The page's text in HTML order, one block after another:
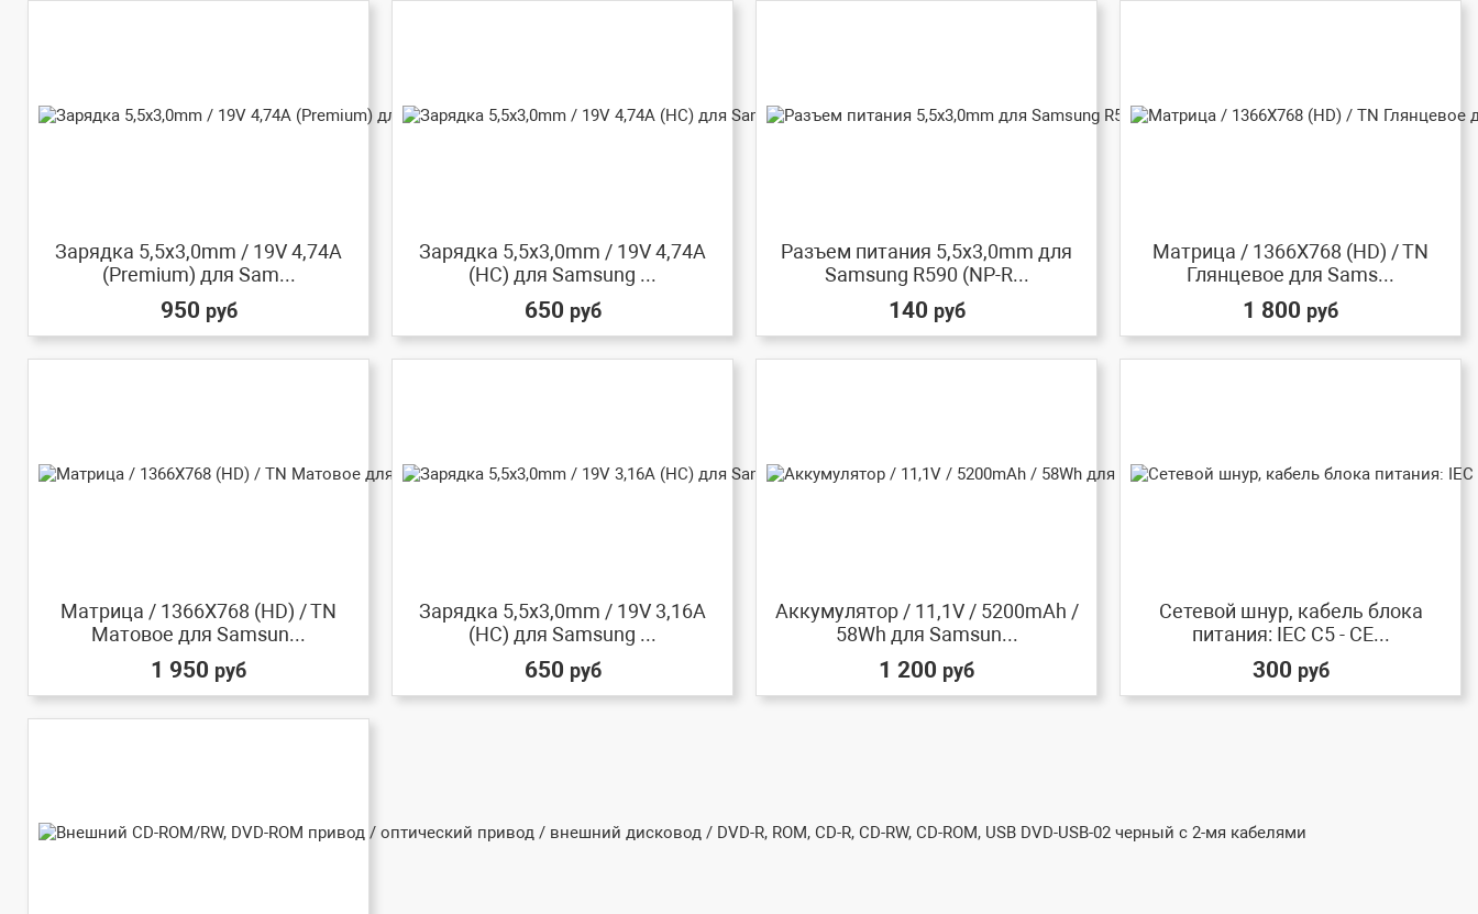
Зарядка 5,5x3,0mm / 19V 4,74A
(Premium) для Sam...
950 руб
Зарядка 5,5x3,0mm / 19V 4,74A
(HC) для Samsung ...
650 руб
Разъем питания 5,5x3,0mm для
Samsung R590 (NP-R...
140 руб
Матрица / 1366X768 (HD) / TN
Глянцевое для Sams...
1 800 руб
Матрица / 1366X768 (HD) / TN
Матовое для Samsun...
1 950 руб
Зарядка 5,5x3,0mm / 19V 3,16A
(HC) для Samsung ...
650 руб
Аккумулятор / 11,1V / 5200mAh /
58Wh для Samsun...
1 200 руб
Сетевой шнур, кабель блока
питания: IEC C5 - CE...
300 руб